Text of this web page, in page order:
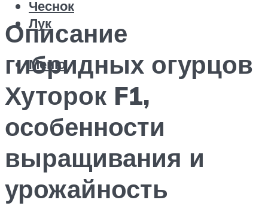
Чеснок
Лук
Меню
Описание
гибридных огурцов
Хуторок F1,
особенности
выращивания и
урожайность